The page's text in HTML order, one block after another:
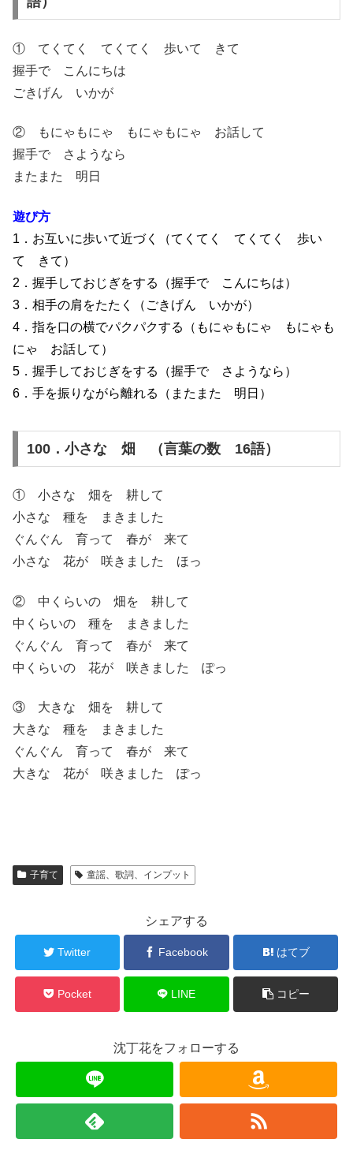
① てくてく てくてく 歩いて きて
握手で こんにちは
ごきげん いかが
② もにゃもにゃ もにゃもにゃ お話して
握手で さようなら
またまた 明日
遊び方
1．お互いに歩いて近づく（てくてく てくてく 歩い
て きて）
2．握手しておじぎをする（握手で こんにちは）
3．相手の肩をたたく（ごきげん いかが）
4．指を口の横でパクパクする（もにゃもにゃ もにゃも
にゃ お話して）
5．握手しておじぎをする（握手で さようなら）
6．手を振りながら離れる（またまた 明日）
100．小さな 畑 （言葉の数 16語）
① 小さな 畑を 耕して
小さな 種を まきました
ぐんぐん 育って 春が 来て
小さな 花が 咲きました ほっ
② 中くらいの 畑を 耕して
中くらいの 種を まきました
ぐんぐん 育って 春が 来て
中くらいの 花が 咲きました ぽっ
③ 大きな 畑を 耕して
大きな 種を まきました
ぐんぐん 育って 春が 来て
大きな 花が 咲きました ぽっ
子育て 童謡、歌詞、インプット
シェアする
Twitter Facebook はてブ
Pocket LINE コピー
沈丁花をフォローする